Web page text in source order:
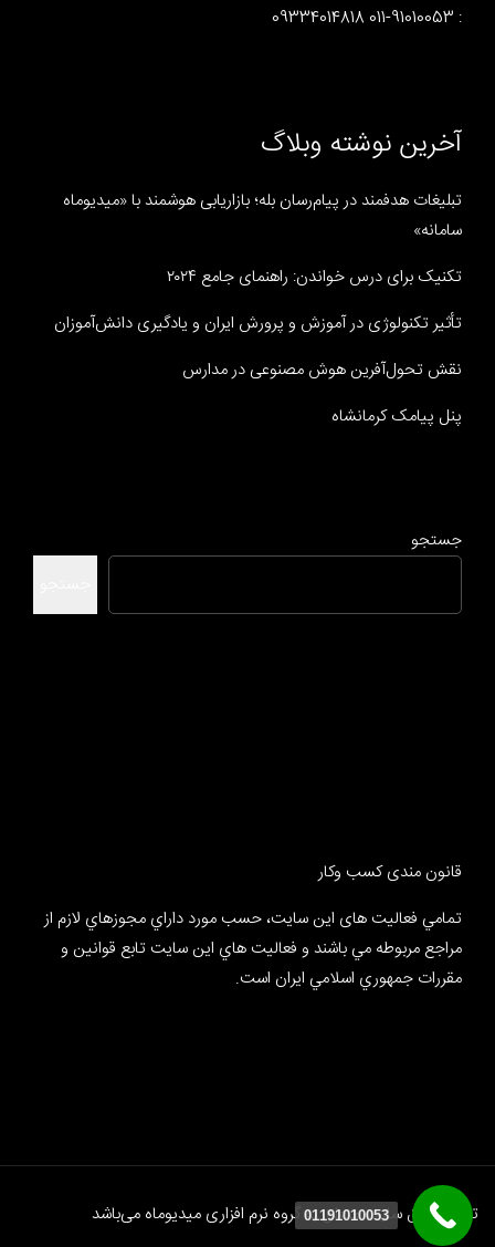
: 91010053-011 09334014818
آخرین نوشته وبلاگ
تبلیغات هدفمند در پیام‌رسان بله؛ بازاریابی هوشمند با «میدیوماه
سامانه»
تکنیک برای درس خواندن: راهنمای جامع ۲۰۲۴
تأثیر تکنولوژی در آموزش و پرورش ایران و یادگیری دانش‌آموزان
نقش تحول‌آفرین هوش مصنوعی در مدارس
پنل پیامک کرمانشاه
جستجو
قانون مندی کسب وکار
تمامي فعالیت های این سایت، حسب مورد داراي مجوزهاي لازم از
مراجع مربوطه مي باشند و فعاليت هاي اين سايت تابع قوانين و
مقررات جمهوري اسلامي ايران است.
تمام حقوق سایت متعلق به گروه نرم افزاری میدیوماه می‌باشد 01191010053